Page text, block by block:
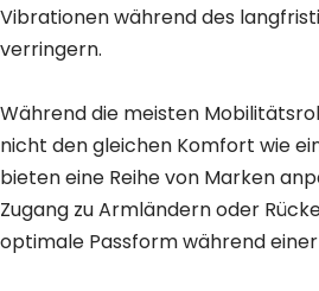
Vibrationen während des
verringern.
Während die meisten
nicht den gleichen Komfort wie
bieten eine Reihe von Marken
Zugang zu Armländern oder
optimale Passform während einer